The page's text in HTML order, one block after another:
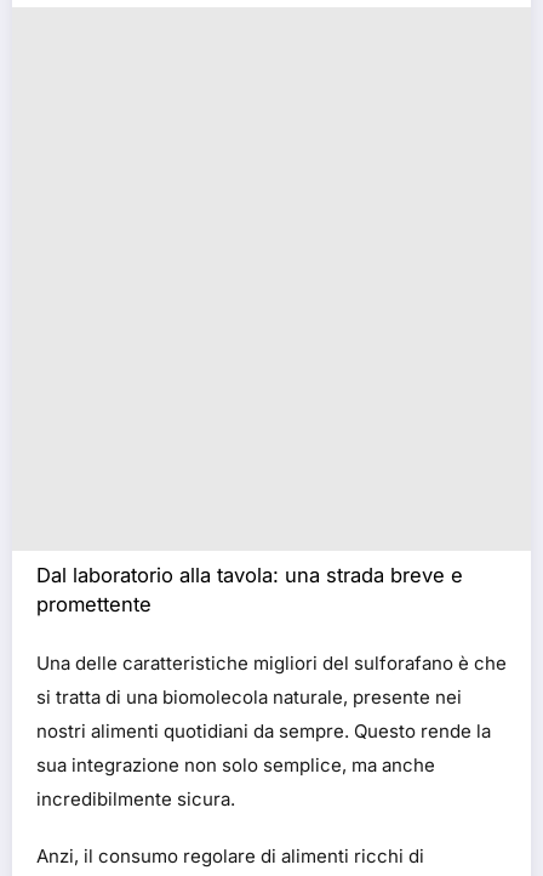
Dal laboratorio alla tavola: una strada breve e
promettente
Una delle caratteristiche migliori del sulforafano è che
si tratta di una biomolecola naturale, presente nei
nostri alimenti quotidiani da sempre. Questo rende la
sua integrazione non solo semplice, ma anche
incredibilmente sicura.
Anzi, il consumo regolare di alimenti ricchi di